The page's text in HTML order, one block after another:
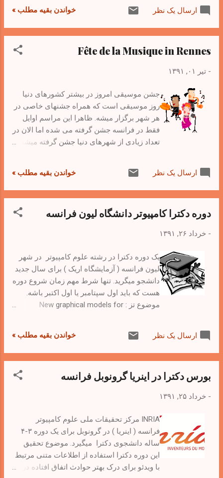
خوبی بر روی اجناس خودشان می دهند. این
حراج بزرگ بهترین زمان برای خرید لباس و برخی
ارسال یک نظر خواندن بقیه مطلب »
Fête de la Musique in Rennes
- تیر ۰۱, ۱۳۹۱
جشن موسیقی امروز در بیشتر کشورهای دنیا
روز موسیقی است که همراه جشنهای خاصی در
هر شهر برگزار میشه. ظاهرا این مراسم اوایل
فقط در فرانسه جشن گرفته می شده اما الان در
تعداد زیادی از شهرهای دنیا جشن گرفته میشه.
هز سال جشن میگیرند و هر کسی می تونه
موسیقی یا رقص مربوط به شهر را کشور
ارسال یک نظر خواندن بقیه مطلب »
دوره دکترا کامپیوتر دانشگاه لیون فرانسه
- خرداد ۲۶, ۱۳۹۱
یک دوره دکترا در رشته علوم کامپیوتر در شهر
لیون فرانسه ( آزمایشگاه اریک ) برای سال جدید
دانشجو میگرید. تنها شرط مهم زمان شروع دوره
هست که باید اول سپتامبر یا اول اکتبر باشه.
موضوع تز :‌ New graphical models for
اولویت خواهند بود. اطلاعات بیشتر در مورد این
دوره به زبان انگلیسی و فرانسه اگر سوالی در
صفحه تماس با من در میان بگذارید یا اینکه از
ارسال یک نظر خواندن بقیه مطلب »
بورس دکترا در اینریا گرونوبل فرانسه
- خرداد ۲۵, ۱۳۹۱
INRIA مرکز تحقیقات ملی علوم کامپیوتر
فرانسه ( اینریا ) در گرونوبل برای یک دوره ۳-۴
ساله دانشجوی دکترا میگیرد. موضوع تحقیق
این دوره دکترا استفاده از اطلاعات متنی مرتبط
با ویدئو برای درک بهتر حوادث اتفاق افتاده در آن